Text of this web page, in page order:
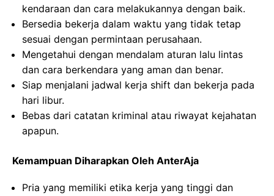
kendaraan dan cara melakukannya dengan baik.
Bersedia bekerja dalam waktu yang tidak tetap
sesuai dengan permintaan perusahaan.
Mengetahui dengan mendalam aturan lalu lintas
dan cara berkendara yang aman dan benar.
Siap menjalani jadwal kerja shift dan bekerja pada
hari libur.
Bebas dari catatan kriminal atau riwayat kejahatan
apapun.
Kemampuan Diharapkan Oleh AnterAja
Pria yang memiliki etika kerja yang tinggi dan